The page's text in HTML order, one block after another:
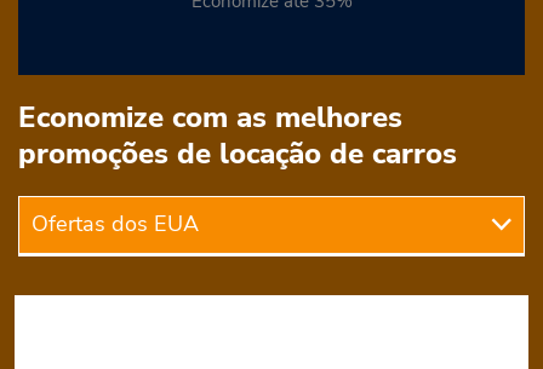
Economize com as melhores
promoções de locação de carros
dos
Ofertas dos EUA